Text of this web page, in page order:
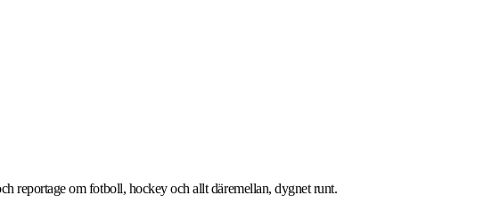
reportage om fotboll, hockey och allt däremellan, dygnet runt.